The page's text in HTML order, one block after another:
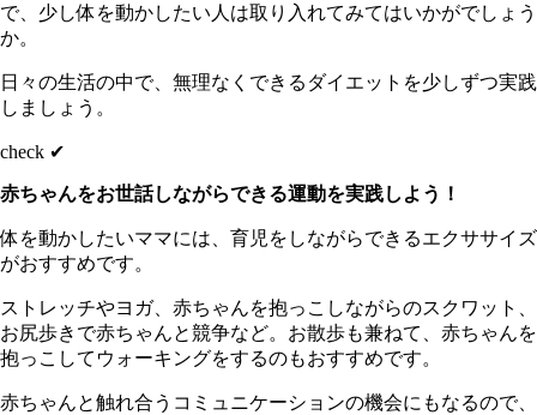
で、少し体を動かしたい人は取り入れてみてはいかがでしょう
か。
日々の生活の中で、無理なくできるダイエットを少しずつ実践
しましょう。
check ✔︎
赤ちゃんをお世話しながらできる運動を実践しよう！
体を動かしたいママには、育児をしながらできるエクササイズ
がおすすめです。
ストレッチやヨガ、赤ちゃんを抱っこしながらのスクワット、
お尻歩きで赤ちゃんと競争など。お散歩も兼ねて、赤ちゃんを
抱っこしてウォーキングをするのもおすすめです。
赤ちゃんと触れ合うコミュニケーションの機会にもなるので、